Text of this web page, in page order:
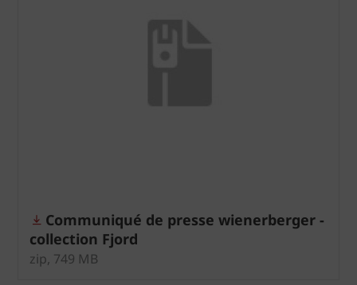
Communiqué de presse wienerberger -
collection Fjord
zip, 749 MB